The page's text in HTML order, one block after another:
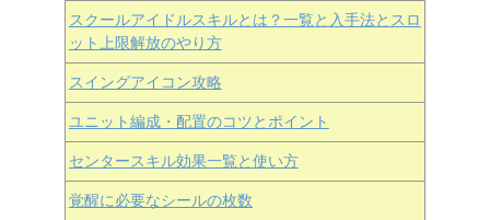
スクールアイドルスキルとは？一覧と入手法とスロ
ット上限解放のやり方
スイングアイコン攻略
ユニット編成・配置のコツとポイント
センタースキル効果一覧と使い方
覚醒に必要なシールの枚数